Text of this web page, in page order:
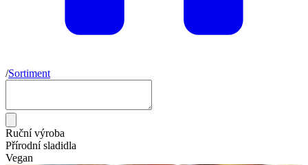
/Sortiment
Ruční výroba
Přírodní sladidla
Vegan